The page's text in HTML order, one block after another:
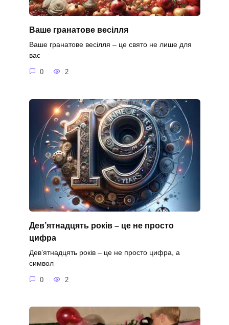
Ваше гранатове весілля
Ваше гранатове весілля – це свято не лише для
вас
0 2
Дев’ятнадцять років – це не просто
цифра
Дев’ятнадцять років – це не просто цифра, а
символ
0 2